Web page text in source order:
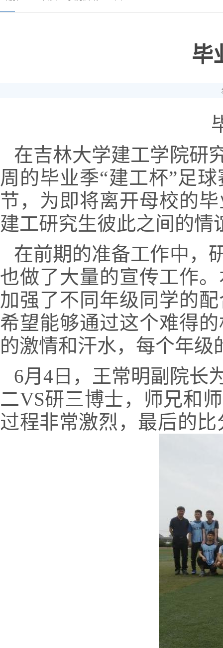
毕
在吉林大学建工学院研
周的毕业季“建工杯”足
节，为即将离开母校的
建工研究生彼此之间的情
在前期的准备工作中，
也做了大量的宣传工作
加强了不同年级同学的
希望能够通过这个难得
的激情和汗水，每个年
6月4 日，王常明副院长
二VS研三博士，师兄和
过程非常激烈，最后的